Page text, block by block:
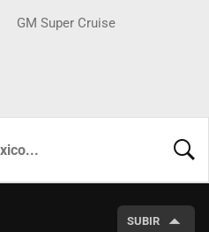
GM Super Cruise
SUBIR